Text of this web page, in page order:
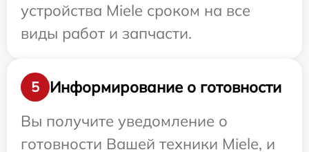
устройства Miele сроком на все
виды работ и запчасти.
5
Информирование о готовности
Вы получите уведомление о
готовности Вашей техники Miele, и